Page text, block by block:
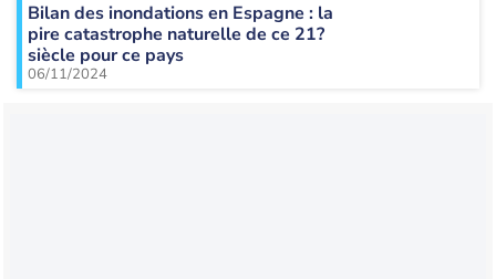
Bilan des inondations en Espagne : la
pire catastrophe naturelle de ce 21?
siècle pour ce pays
06/11/2024